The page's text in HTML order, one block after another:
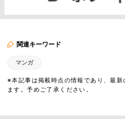
関連キーワード
マンガ
※本記事は掲載時点の情報であり、最新
ます。予めご了承ください。